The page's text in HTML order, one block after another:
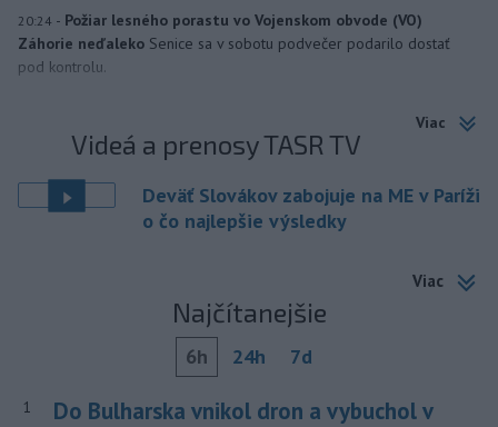
20:24 - Požiar lesného porastu vo Vojenskom obvode (VO)
Záhorie neďaleko Senice sa v sobotu podvečer podarilo dostať
pod kontrolu.
Viac
Videá a prenosy TASR TV
Deväť Slovákov zabojuje na ME v Paríži
o čo najlepšie výsledky
Viac
Najčítanejšie
6h 24h 7d
1
Do Bulharska vnikol dron a vybuchol v